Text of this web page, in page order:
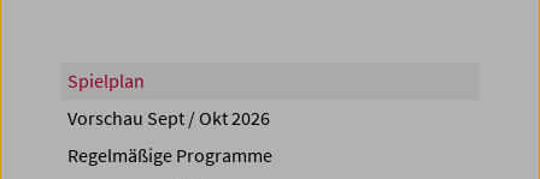
Spielplan
Vorschau Sept / Okt 2026
Regelmäßige Programme